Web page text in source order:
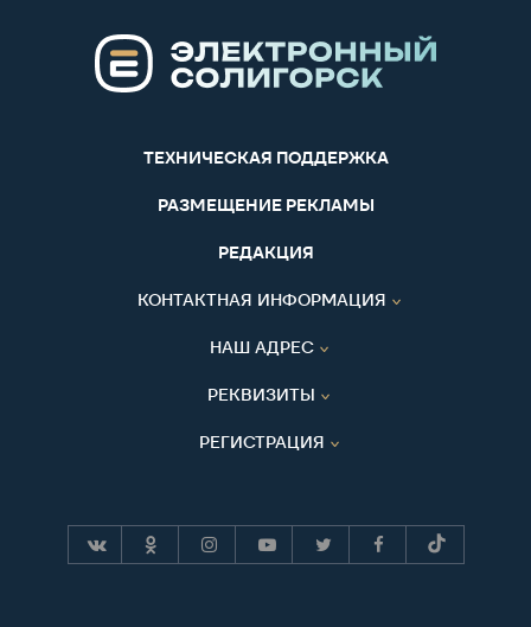
ТЕХНИЧЕСКАЯ ПОДДЕРЖКА
РАЗМЕЩЕНИЕ РЕКЛАМЫ
РЕДАКЦИЯ
КОНТАКТНАЯ ИНФОРМАЦИЯ
НАШ АДРЕС
РЕКВИЗИТЫ
РЕГИСТРАЦИЯ